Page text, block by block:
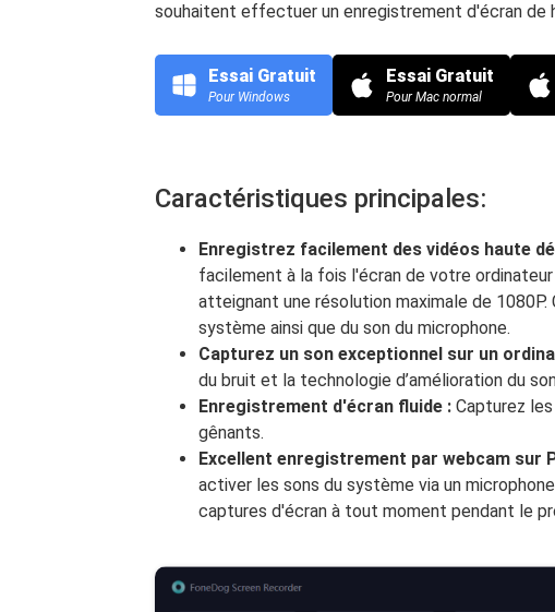
souhaitent effectuer un enregistrement d'écran de
Essai Gratuit
Pour Windows
Essai Gratuit
Pour Mac normal
Caractéristiques principales:
Enregistrez facilement des vidéos haute
facilement à la fois l'écran de votre
atteignant une résolution maximale de 1080P.
système ainsi que du son du microphone.
Capturez un son exceptionnel sur un
du bruit et la technologie d’amélioration du
Enregistrement d'écran fluide : Capturez
gênants.
Excellent enregistrement par webcam sur
activer les sons du système via un
captures d'écran à tout moment pendant le